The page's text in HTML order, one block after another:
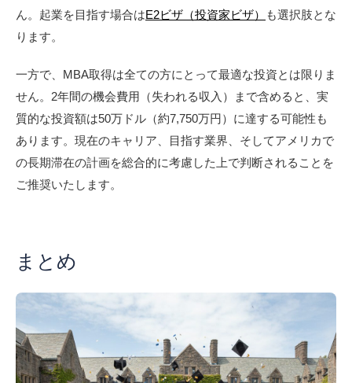
ん。起業を目指す場合はE2ビザ（投資家ビザ）
も選択肢とな
ります。
一方で、MBA取得は全ての方にとって最適な投資とは限りま
せん。2年間の機会費用（失われる収入）まで含めると、実
質的な投資額は50万ドル（約7,750万円）に達する可能性も
あります。現在のキャリア、目指す業界、そしてアメリカで
の長期滞在の計画を総合的に考慮した上で判断されることを
ご推奨いたします。
まとめ